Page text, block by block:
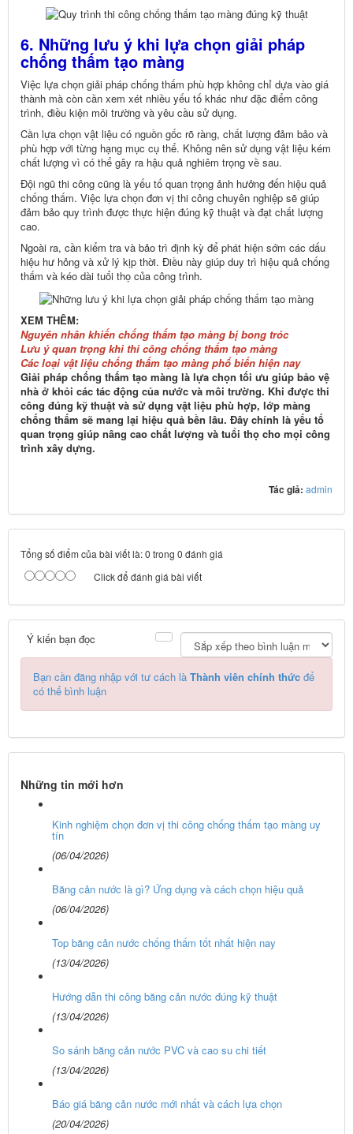
6. Những lưu ý khi lựa chọn giải pháp
chống thấm tạo màng
Việc lựa chọn giải pháp chống thấm phù hợp không chỉ dựa vào giá
thành mà còn cần xem xét nhiều yếu tố khác như đặc điểm công
trình, điều kiện môi trường và yêu cầu sử dụng.
Cần lựa chọn vật liệu có nguồn gốc rõ ràng, chất lượng đảm bảo và
phù hợp với từng hạng mục cụ thể. Không nên sử dụng vật liệu kém
chất lượng vì có thể gây ra hậu quả nghiêm trọng về sau.
Đội ngũ thi công cũng là yếu tố quan trọng ảnh hưởng đến hiệu quả
chống thấm. Việc lựa chọn đơn vị thi công chuyên nghiệp sẽ giúp
đảm bảo quy trình được thực hiện đúng kỹ thuật và đạt chất lượng
cao.
Ngoài ra, cần kiểm tra và bảo trì định kỳ để phát hiện sớm các dấu
hiệu hư hỏng và xử lý kịp thời. Điều này giúp duy trì hiệu quả chống
thấm và kéo dài tuổi thọ của công trình.
XEM THÊM:
Nguyên nhân khiến chống thấm tạo màng bị bong tróc
Lưu ý quan trọng khi thi công chống thấm tạo màng
Các loại vật liệu chống thấm tạo màng phổ biến hiện nay
Giải pháp chống thấm tạo màng là lựa chọn tối ưu giúp bảo vệ
nhà ở khỏi các tác động của nước và môi trường. Khi được thi
công đúng kỹ thuật và sử dụng vật liệu phù hợp, lớp màng
chống thấm sẽ mang lại hiệu quả bền lâu. Đây chính là yếu tố
quan trọng giúp nâng cao chất lượng và tuổi thọ cho mọi công
trình xây dựng.
Tác giả: admin
Tổng số điểm của bài viết là: 0 trong 0 đánh giá
Click để đánh giá bài viết
Ý kiến bạn đọc
Bạn cần đăng nhập với tư cách là Thành viên chính thức để
có thể bình luận
Những tin mới hơn
Kinh nghiệm chọn đơn vị thi công chống thấm tạo màng uy
tín
(06/04/2026)
Băng cản nước là gì? Ứng dụng và cách chọn hiệu quả
(06/04/2026)
Top băng cản nước chống thấm tốt nhất hiện nay
(13/04/2026)
Hướng dẫn thi công băng cản nước đúng kỹ thuật
(13/04/2026)
So sánh băng cản nước PVC và cao su chi tiết
(13/04/2026)
Báo giá băng cản nước mới nhất và cách lựa chọn
(20/04/2026)